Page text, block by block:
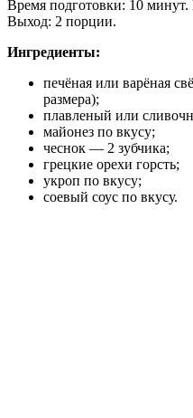
Время подготовки: 10
Выход: 2 порции.
Ингредиенты:
печёная или варёная
размера);
плавленый или
майонез по вкусу;
чеснок — 2 зубчика;
грецкие орехи горсть;
укроп по вкусу;
соевый соус по вкусу.